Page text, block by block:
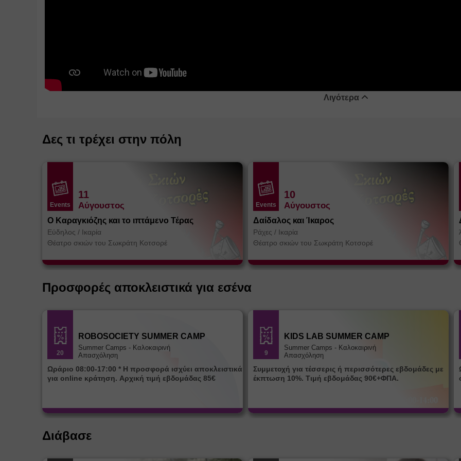
Λιγότερα
Δες τι τρέχει στην πόλη
Events
11
Αύγουστος
Ο Καραγκιόζης και το ιπτάμενο Τέρας
Εύδηλος / Ικαρία
Θέατρο σκιών του Σωκράτη Κοτσορέ
Events
10
Αύγουστος
Δαίδαλος και Ίκαρος
Ράχες / Ικαρία
Θέατρο σκιών του Σωκράτη Κοτσορέ
Προσφορές αποκλειστικά για εσένα
20
ROBOSOCIETY SUMMER CAMP
Summer Camps - Καλοκαιρινή
Απασχόληση
Ωράριο 08:00-17:00 * Η προσφορά ισχύει αποκλειστικά
για online κράτηση. Αρχική τιμή εβδομάδας 85€
9
KIDS LAB SUMMER CAMP
Summer Camps - Καλοκαιρινή
Απασχόληση
Συμμετοχή για τέσσερις ή περισσότερες εβδομάδες με
έκπτωση 10%. Τιμή εβδομάδας 90€+ΦΠΑ.
Διάβασε